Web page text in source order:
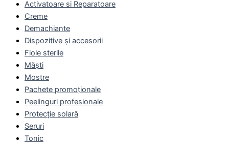
Activatoare si Reparatoare
Creme
Demachiante
Dispozitive și accesorii
Fiole sterile
Măști
Mostre
Pachete promoționale
Peelinguri profesionale
Protecție solară
Seruri
Tonic